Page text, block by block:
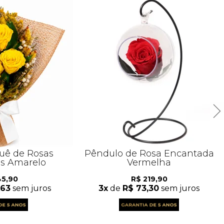
de Rosas
Amarelo
sem juros
Pêndulo de Rosa Encantada
Vermelha
R$ 219,90
3x de R$ 73,30 sem juros